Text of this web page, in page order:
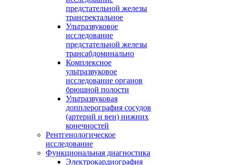
предстательной железы
трансректальное
Ультразвуковое
исследование
предстательной железы
трансабдоминально
Комплексное
ультразвуковое
исследование органов
брюшной полости
Ультразвуковая
допплерография сосудов
(артерий и вен) нижних
конечностей
Рентгенологическое
исследование
Функциональная диагностика
Электрокардиография